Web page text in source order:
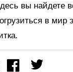
вы найдете
в мир